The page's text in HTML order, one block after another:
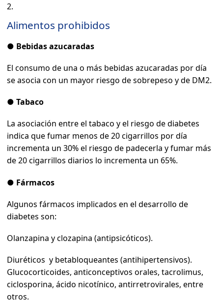
2.
Alimentos prohibidos
● Bebidas azucaradas
El consumo de una o más bebidas azucaradas por día
se asocia con un mayor riesgo de sobrepeso y de DM2.
● Tabaco
La asociación entre el tabaco y el riesgo de diabetes
indica que fumar menos de 20 cigarrillos por día
incrementa un 30% el riesgo de padecerla y fumar más
de 20 cigarrillos diarios lo incrementa un 65%.
● Fármacos
Algunos fármacos implicados en el desarrollo de
diabetes son:
Olanzapina y clozapina (antipsicóticos).
Diuréticos y betabloqueantes (antihipertensivos).
Glucocorticoides, anticonceptivos orales, tacrolimus,
ciclosporina, ácido nicotínico, antirretrovirales, entre
otros.